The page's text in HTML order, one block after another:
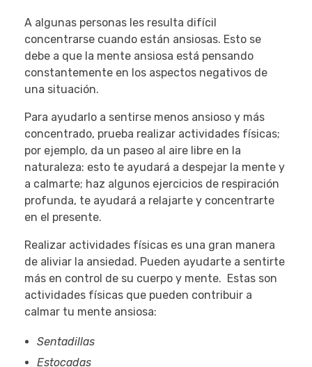
A algunas personas les resulta difícil
concentrarse cuando están ansiosas. Esto se
debe a que la mente ansiosa está pensando
constantemente en los aspectos negativos de
una situación.
Para ayudarlo a sentirse menos ansioso y más
concentrado, prueba realizar actividades físicas;
por ejemplo, da un paseo al aire libre en la
naturaleza: esto te ayudará a despejar la mente y
a calmarte; haz algunos ejercicios de respiración
profunda, te ayudará a relajarte y concentrarte
en el presente.
Realizar actividades físicas es una gran manera
de aliviar la ansiedad. Pueden ayudarte a sentirte
más en control de su cuerpo y mente. Estas son
actividades físicas que pueden contribuir a
calmar tu mente ansiosa:
Sentadillas
Estocadas